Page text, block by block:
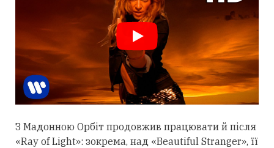
З Мадонною Орбіт продовжив працювати й після
«Ray of Light»: зокрема, над «Beautiful Stranger», її